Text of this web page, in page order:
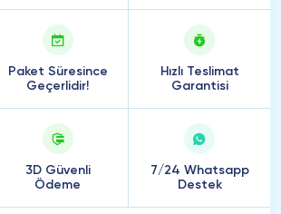
Paket Süresince
Geçerlidir!
Hızlı Teslimat
Garantisi
3D Güvenli
Ödeme
7/24 Whatsapp
Destek